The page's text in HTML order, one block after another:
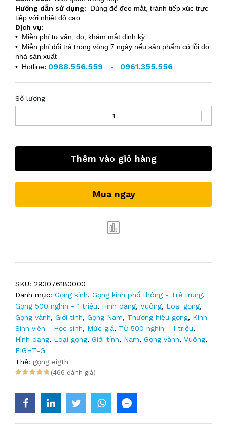
Hướng dẫn sử dụng: Dùng để đeo mắt, tránh tiếp xúc trực
tiếp với nhiệt độ cao
Dịch vụ:
• Miễn phí tư vấn, đo, khám mắt định kỳ
• Miễn phí đổi trả trong vòng 7 ngày nếu sản phẩm có lỗi do
nhà sản xuất
• Hotline: 0988.556.559 - 0961.355.556
Số lượng
Thêm vào giỏ hàng
Mua ngay
SKU: 293076180000
Danh mục: Gọng kính, Gọng kính phổ thông - Trẻ trung,
Gọng 500 nghìn - 1 triệu, Hình dạng, Vuông, Loại gọng,
Gọng vành, Giới tính, Gọng Nam, Thương hiệu gọng, Kính
Sinh viên - Học sinh, Mức giá, Từ 500 nghìn - 1 triệu,
Hình dạng, Loại gọng, Giới tính, Nam, Gọng vành, Vuông,
EIGHT-G
Thẻ: gọng eigth
(466 đánh giá)